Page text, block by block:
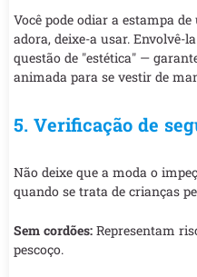
Você pode odiar a estampa
adora, deixe-a usar. Envolvê-
questão de "estética" —
animada para se vestir de
5. Verificação de
Não deixe que a moda o
quando se trata de crianças
Sem cordões: Representam
pescoço.